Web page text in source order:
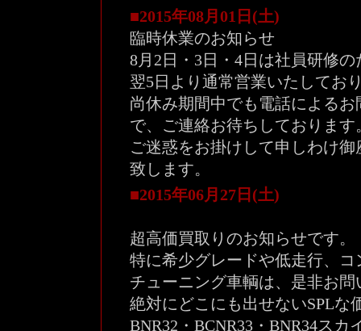
■2015年08月01日(土)
臨時休業のお知らせ
8月2日・3日・4日は社員研修
翌5日より通常営業いたしてお
尚休み期間中でも電話による
で、ご連絡お待ちしております
ご迷惑をお掛けして申しわけ
致します。
■2015年06月27日(土)
超高価買取りのお知らせです。
特に希少グレードや低走行、
チューニング車輌は、是非お
絶対にどこにも出せないSPLな
BNR32・BCNR33・BNR34ス